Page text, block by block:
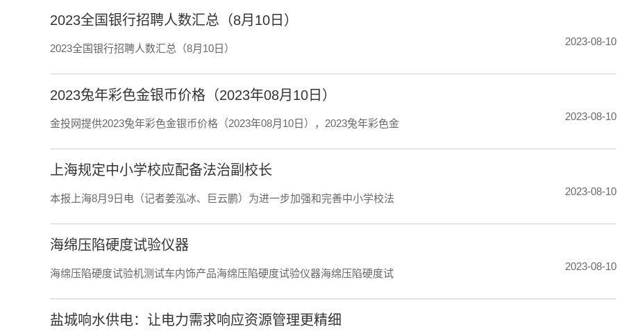
2023全国银行招聘人数汇总（8月10日）
2023全国银行招聘人数汇总（8月10日）
2023-08-10
2023兔年彩色金银币价格（2023年08月10日）
金投网提供2023兔年彩色金银币价格（2023年08月10日），2023兔年彩色金
2023-08-10
上海规定中小学校应配备法治副校长
本报上海8月9日电（记者姜泓冰、巨云鹏）为进一步加强和完善中小学校法
2023-08-10
海绵压陷硬度试验仪器
海绵压陷硬度试验机测试车内饰产品海绵压陷硬度试验仪器海绵压陷硬度试
2023-08-10
盐城响水供电：让电力需求响应资源管理更精细